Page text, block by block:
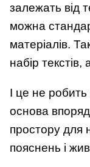
залежать від
можна
матеріалів.
набір
І це не
основа
простору для
пояснень і